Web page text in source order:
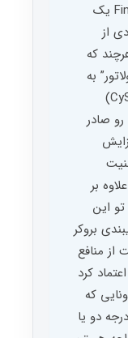
گفت که Financial Commission یک
از
که
به
معنی سنتی (مثل FCA یا CySEC)
صادر
بر
این
بروکر
از منافع
کرد
که
دو یا